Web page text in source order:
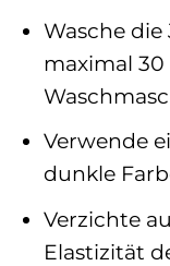
Wasche
maximal 30
Verwende
dunkle
Verzichte
Elastizität